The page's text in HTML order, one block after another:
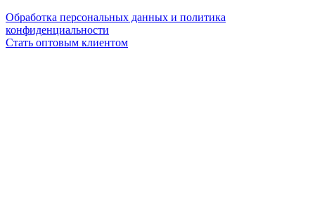
Обработка персональных данных и политика
конфиденциальности
Стать оптовым клиентом